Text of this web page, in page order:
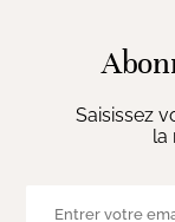
Saisissez
la